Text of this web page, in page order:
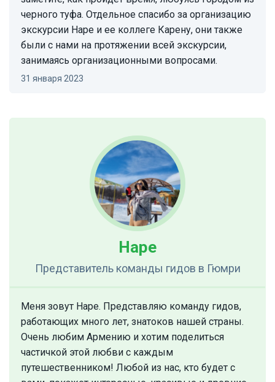
черного туфа. Отдельное спасибо за организацию
экскурсии Наре и ее коллеге Карену, они также
были с нами на протяжении всей экскурсии,
занимаясь организационными вопросами.
31 января 2023
Наре
Представитель команды гидов в Гюмри
Меня зовут Наре. Представляю команду гидов,
работающих много лет, знатоков нашей страны.
Очень любим Армению и хотим поделиться
частичкой этой любви с каждым
путешественником! Любой из нас, кто будет с